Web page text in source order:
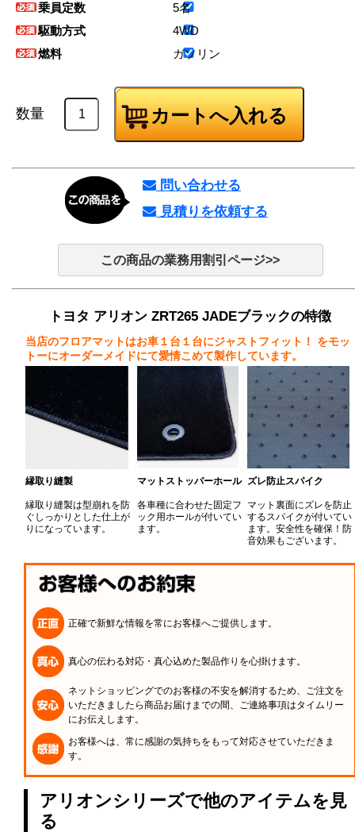
乗員定数
5名
駆動方式
4WD
燃料
ガソリン
数量
問い合わせる
見積りを依頼する
この商品の業務用割引ページ>>
トヨタ アリオン ZRT265 JADEブラックの特徴
当店のフロアマットはお車１台１台にジャストフィット！
をモッ
トーにオーダーメイドにて愛情こめて製作しています。
縁取り縫製
縁取り縫製は型崩れを防
ぐしっかりとした仕上が
りになっています。
マットストッパーホール
各車種に合わせた固定フ
ック用ホールが付いてい
ます。
ズレ防止スパイク
マット裏面にズレを防止
するスパイクが付いてい
ます。安全性を確保！防
音効果もございます。
正確で新鮮な情報を常にお客様へご提供します。
真心の伝わる対応・真心込めた製品作りを心掛けます。
ネットショッピングでのお客様の不安を解消するため、ご注文を
いただきましたら商品お届けまでの間、ご連絡事項はタイムリー
にお伝えします。
お客様へは、常に感謝の気持ちをもって対応させていただきま
す。
アリオンシリーズで他のアイテムを見
る